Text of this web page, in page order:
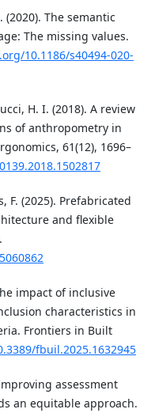
(2020). The semantic
The missing values.
10.1186/s40494-020-
H. I. (2018). A review
of anthropometry in
61(12), 1696–
F. (2025). Prefabricated
and flexible
impact of inclusive
characteristics in
Frontiers in Built
fbuil.2025.1632945
assessment
an equitable approach.